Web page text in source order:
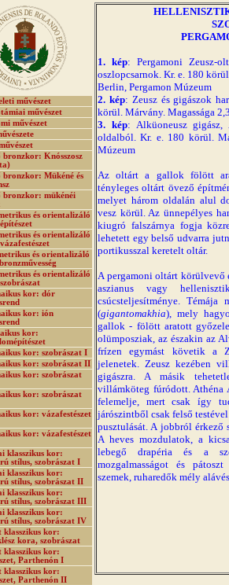
művészet
művészet
művészet
bronzkor: Knósszosz
bronzkor: Mükéné és
bronzkor: mükénéi
és orientalizáló
és orientalizáló
és orientalizáló
és orientalizáló
kor: dór
kor: ión
kor:
kor: szobrászat I
kor: szobrászat II
kor: szobrászat
kor: szobrászat
kor: vázafestészet
kor: vázafestészet
klasszikus kor:
stílus, szobrászat I
klasszikus kor:
stílus, szobrászat II
klasszikus kor:
stílus, szobrászat III
klasszikus kor:
stílus, szobrászat IV
klasszikus kor:
kora, szobrászat
klasszikus kor:
Parthenón I
klasszikus kor:
Parthenón II
1. kép: Pergamoni Zeusz-
oszlopcsarnok. Kr. e. 180
Berlin, Pergamon Múzeum
2. kép: Zeusz és gigászok
körül. Márvány. Magassága
3. kép: Alküoneusz
oldalból. Kr. e. 180 körül.
Múzeum
Az oltárt a gallok fölött
tényleges oltárt övező
melyet három oldalán alul
vesz körül. Az ünnepélyes
kiugró falszárnya fogja
lehetett egy belső udvarra
portikusszal keretelt oltár.
A pergamoni oltárt körülvevő
aszianus vagy
csúcsteljesítménye.
(gigantomakhia), mely
gallok - fölött aratott
olümposziak, az északin az
frízen egymást követik a
jelenetek. Zeusz kezében
gigászra. A másik
villámköteg fúródott. Athéna
felemelje, mert csak így
járószintből csak felső
pusztulását. A jobbról érkező
A heves mozdulatok, a
lebegő drapéria és a
mozgalmasságot és
szemek, ruharedők mély